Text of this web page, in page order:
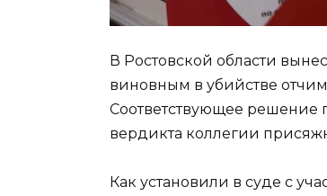
В Ростовской области
виновным в убийстве
Соответствующее решение
вердикта коллегии
Как установили в суде с